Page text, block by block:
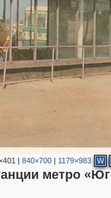
| 840×700| 1179×983 W
метро